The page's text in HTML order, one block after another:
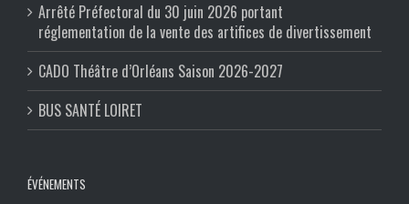
Arrêté Préfectoral du 30 juin 2026 portant
réglementation de la vente des artifices de divertissement
CADO Théâtre d’Orléans Saison 2026-2027
BUS SANTÉ LOIRET
ÉVÉNEMENTS